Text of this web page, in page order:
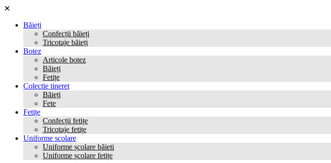
✕
Băieți
Confecții băieți
Tricotaje băieți
Botez
Articole botez
Băieți
Fetițe
Colectie tineret
Băieți
Fete
Fetițe
Confecții fetițe
Tricotaje fetițe
Uniforme scolare
Uniforme școlare băieti
Uniforme școlare fetițe